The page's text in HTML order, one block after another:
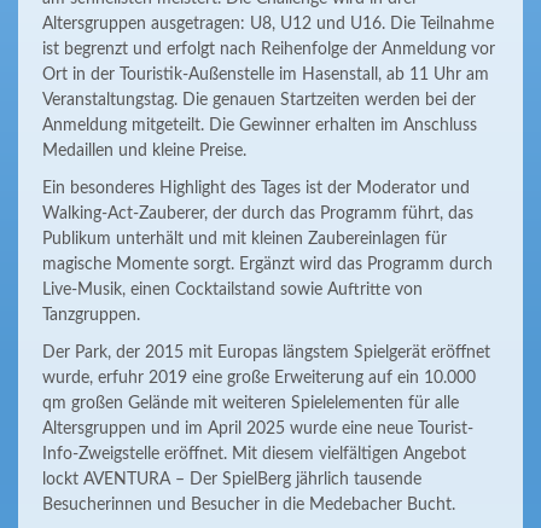
Altersgruppen ausgetragen: U8, U12 und U16. Die Teilnahme
ist begrenzt und erfolgt nach Reihenfolge der Anmeldung vor
Ort in der Touristik-Außenstelle im Hasenstall, ab 11 Uhr am
Veranstaltungstag. Die genauen Startzeiten werden bei der
Anmeldung mitgeteilt. Die Gewinner erhalten im Anschluss
Medaillen und kleine Preise.
Ein besonderes Highlight des Tages ist der Moderator und
Walking-Act-Zauberer, der durch das Programm führt, das
Publikum unterhält und mit kleinen Zaubereinlagen für
magische Momente sorgt. Ergänzt wird das Programm durch
Live-Musik, einen Cocktailstand sowie Auftritte von
Tanzgruppen.
Der Park, der 2015 mit Europas längstem Spielgerät eröffnet
wurde, erfuhr 2019 eine große Erweiterung auf ein 10.000
qm großen Gelände mit weiteren Spielelementen für alle
Altersgruppen und im April 2025 wurde eine neue Tourist-
Info-Zweigstelle eröffnet. Mit diesem vielfältigen Angebot
lockt AVENTURA – Der SpielBerg jährlich tausende
Besucherinnen und Besucher in die Medebacher Bucht.